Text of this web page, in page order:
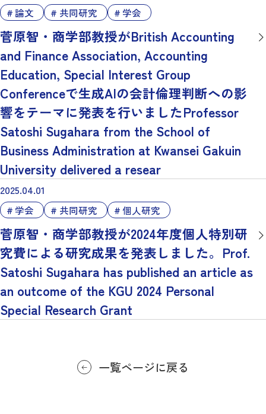
論文 共同研究 学会
菅原智・商学部教授がBritish Accounting
and Finance Association, Accounting
Education, Special Interest Group
Conferenceで生成AIの会計倫理判断への影
響をテーマに発表を行いましたProfessor
Satoshi Sugahara from the School of
Business Administration at Kwansei Gakuin
University delivered a resear
2025.04.01
学会 共同研究 個人研究
菅原智・商学部教授が2024年度個人特別研
究費による研究成果を発表しました。Prof.
Satoshi Sugahara has published an article as
an outcome of the KGU 2024 Personal
Special Research Grant
一覧ページに戻る